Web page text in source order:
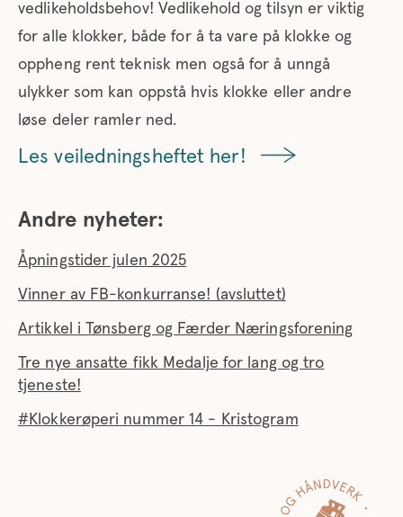
vedlikeholdsbehov! Vedlikehold og tilsyn er viktig
for alle klokker, både for å ta vare på klokke og
oppheng rent teknisk men også for å unngå
ulykker som kan oppstå hvis klokke eller andre
løse deler ramler ned.
Les veiledningsheftet her!
Andre nyheter:
Åpningstider julen 2025
Vinner av FB-konkurranse! (avsluttet)
Artikkel i Tønsberg og Færder Næringsforening
Tre nye ansatte fikk Medalje for lang og tro
tjeneste!
#Klokkerøperi nummer 14 - Kristogram